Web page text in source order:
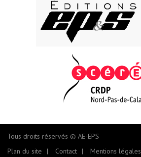
Tous droits réservés © AE-EPS
Plan du site
Contact Mentions légales